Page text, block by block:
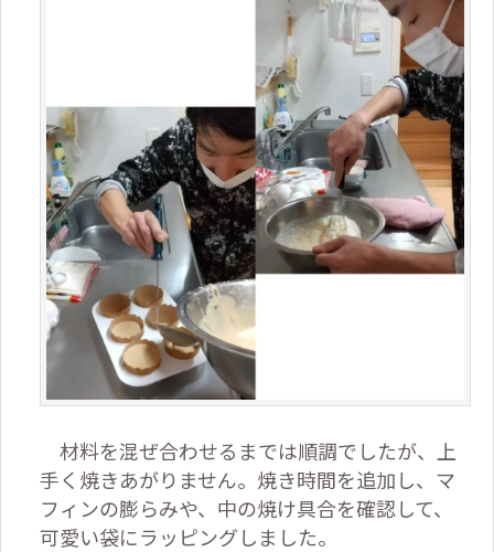
材料を混ぜ合わせるまでは順調でしたが、上
手く焼きあがりません。焼き時間を追加し、マ
フィンの膨らみや、中の焼け具合を確認して、
可愛い袋にラッピングしました。